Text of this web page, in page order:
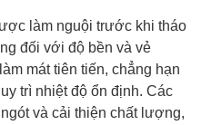
làm nguội trước khi tháo
đối với độ bền và vẻ
mát tiên tiến, chẳng hạn
trì nhiệt độ ổn định. Các
và cải thiện chất lượng,